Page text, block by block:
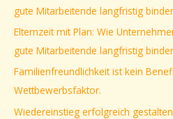
a
c
h
:
gute Mitarbeitende langfristig
Elternzeit mit Plan: Wie
gute Mitarbeitende langfristig
Familienfreundlichkeit ist kein
Wettbewerbsfaktor.
Wiedereinstieg erfolgreich